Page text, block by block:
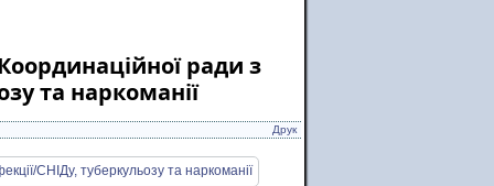
ради з
та наркоманії
Друк